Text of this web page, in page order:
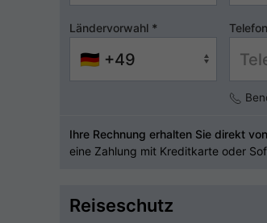
Ländervorwahl * Telefon
Ihre Rechnung erhalten Sie direkt
eine Zahlung mit Kreditkarte oder
Reiseschutz